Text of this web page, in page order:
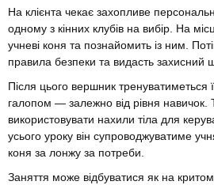
На клієнта чекає захопливе
одному з кінних клубів на вибір. На
учневі коня та познайомить із ним.
правила безпеки та видасть захисний
Після цього вершник
галопом — залежно від рівня навичок.
використовувати нахили тіла для
усього уроку він супроводжуватиме
коня за лонжу за потреби.
Заняття може відбуватися як на